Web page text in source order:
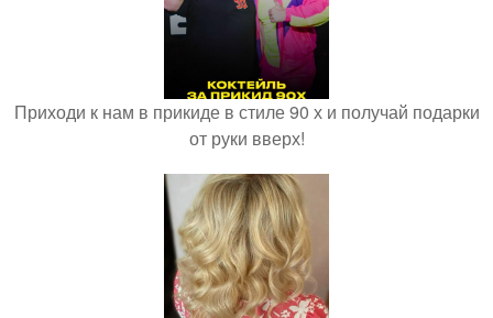
Приходи к нам в прикиде в стиле 90 х и получай подарки
от руки вверх!